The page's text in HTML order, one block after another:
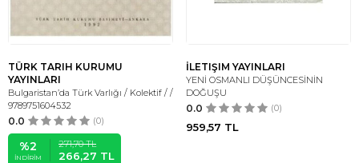
TÜRK TARIH KURUMU
YAYINLARI
Bulgaristan’da Türk Varlığı / Kolektif / /
9789751604532
0.0 (0)
%2
İNDIRIM
271,70TL
266,27 TL
İLETIŞIM YAYINLARI
YENİ OSMANLI DÜŞÜNCESİNİN
DOĞUŞU
0.0 (0)
959,57 TL